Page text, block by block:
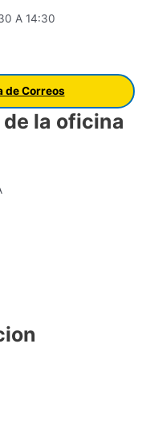
A 14:30
de Correos
la oficina